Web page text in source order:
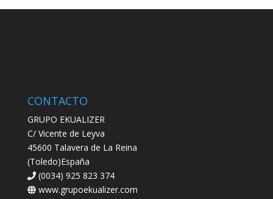
CONTACTO
GRUPO EKUALIZER
C/ Vicente de Leyva
45600 Talavera de La Reina
(Toledo)España
(0034) 925 823 374
www.grupoekualizer.com